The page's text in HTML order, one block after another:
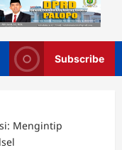
Subscribe
Mengintip